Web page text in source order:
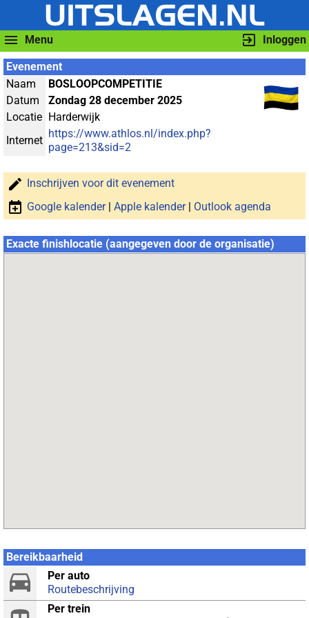
Menu Inloggen
Evenement
Naam
BOSLOOPCOMPETITIE
Datum
Zondag 28 december 2025
Locatie Harderwijk
Internet
https://www.athlos.nl/index.php?
page=213&sid=2
Inschrijven voor dit evenement
Google kalender| Apple kalender| Outlook agenda
Exacte finishlocatie (aangegeven door de organisatie)
Bereikbaarheid
Per auto
Routebeschrijving
Per trein